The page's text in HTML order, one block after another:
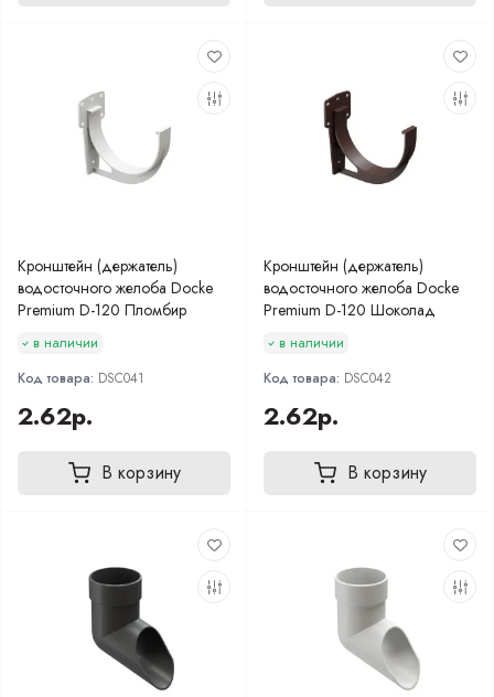
Кронштейн (держатель)
водосточного желоба Docke
Premium D-120 Пломбир
в наличии
Код товара: DSC041
2.62р.
В корзину
Кронштейн (держатель)
водосточного желоба Docke
Premium D-120 Шоколад
в наличии
Код товара: DSC042
2.62р.
В корзину